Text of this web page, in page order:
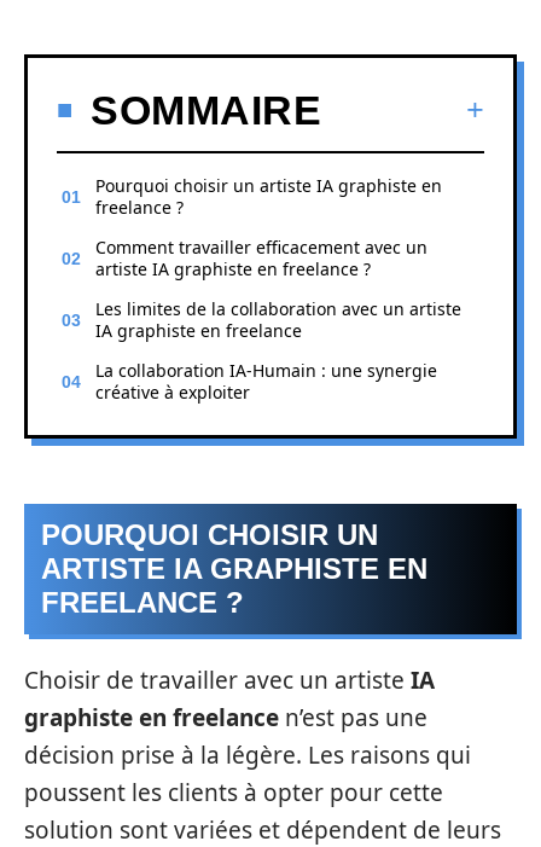
SOMMAIRE
Pourquoi choisir un artiste IA graphiste en
freelance ?
Comment travailler efficacement avec un
artiste IA graphiste en freelance ?
Les limites de la collaboration avec un artiste
IA graphiste en freelance
La collaboration IA-Humain : une synergie
créative à exploiter
POURQUOI CHOISIR UN
ARTISTE IA GRAPHISTE EN
FREELANCE ?
Choisir de travailler avec un artiste IA
graphiste en freelance n’est pas une
décision prise à la légère. Les raisons qui
poussent les clients à opter pour cette
solution sont variées et dépendent de leurs